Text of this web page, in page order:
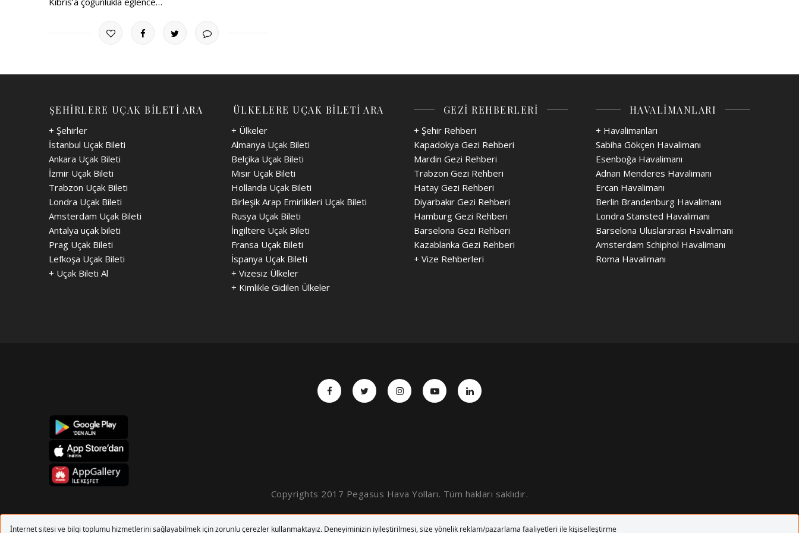
ŞEHİRLERE UÇAK BİLETİ ARA
+ Şehirler
İstanbul Uçak Bileti
Ankara Uçak Bileti
İzmir Uçak Bileti
Trabzon Uçak Bileti
Londra Uçak Bileti
Amsterdam Uçak Bileti
Antalya uçak bileti
Prag Uçak Bileti
Lefkoşa Uçak Bileti
+ Uçak Bileti Al
ÜLKELERE UÇAK BİLETİ ARA
+ Ülkeler
Almanya Uçak Bileti
Belçika Uçak Bileti
Mısır Uçak Bileti
Hollanda Uçak Bileti
Birleşik Arap Emirlikleri Uçak Bileti
Rusya Uçak Bileti
İngiltere Uçak Bileti
Fransa Uçak Bileti
İspanya Uçak Bileti
+ Vizesiz Ülkeler
+ Kimlikle Gidilen Ülkeler
GEZİ REHBERLERİ
+ Şehir Rehberi
Kapadokya Gezi Rehberi
Mardin Gezi Rehberi
Trabzon Gezi Rehberi
Hatay Gezi Rehberi
Diyarbakır Gezi Rehberi
Hamburg Gezi Rehberi
Barselona Gezi Rehberi
Kazablanka Gezi Rehberi
+ Vize Rehberleri
HAVALİMANLARI
+ Havalimanları
Sabiha Gökçen Havalimanı
Esenboğa Havalimanı
Adnan Menderes Havalimanı
Ercan Havalimanı
Berlin Brandenburg Havalimanı
Londra Stansted Havalimanı
Barselona Uluslararası Havalimanı
Amsterdam Schiphol Havalimanı
Roma Havalimanı
Copyrights 2017 Pegasus Hava Yolları. Tüm hakları saklıdır.